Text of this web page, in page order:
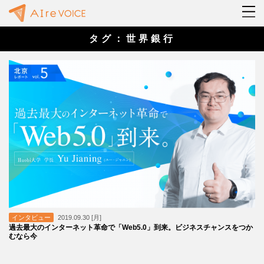
タグ：世界銀行
インタビュー 2019.09.30 [月]
過去最大のインターネット革命で「Web5.0」到来。ビジネスチャンスをつか
むなら今